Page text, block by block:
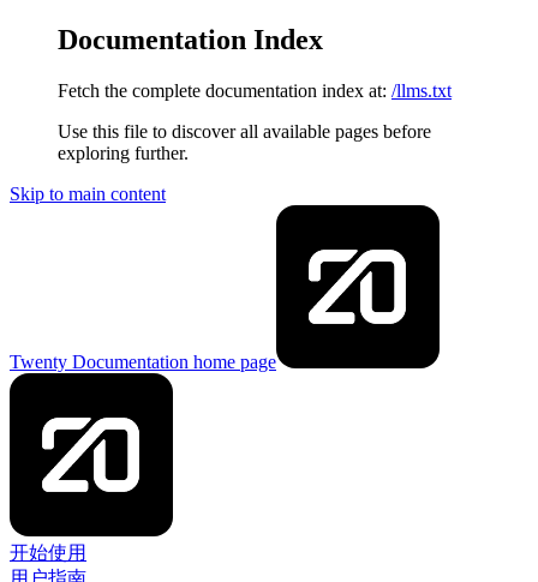
Documentation Index
Fetch the complete documentation index at: /llms.txt
Use this file to discover all available pages before
exploring further.
Skip to main content
Twenty Documentation home page
开始使用
用户指南